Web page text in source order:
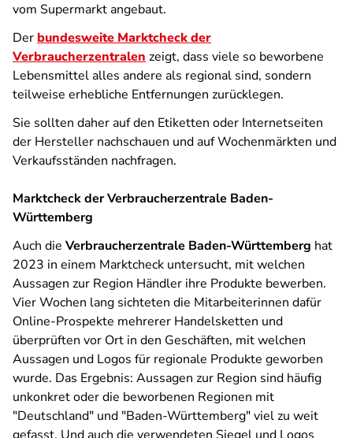
vom Supermarkt angebaut.
Der bundesweite Marktcheck der
Verbraucherzentralen zeigt, dass viele so beworbene
Lebensmittel alles andere als regional sind, sondern
teilweise erhebliche Entfernungen zurücklegen.
Sie sollten daher auf den Etiketten oder Internetseiten
der Hersteller nachschauen und auf Wochenmärkten und
Verkaufsständen nachfragen.
Marktcheck der Verbraucherzentrale Baden-
Württemberg
Auch die Verbraucherzentrale Baden-Württemberg hat
2023 in einem Marktcheck untersucht, mit welchen
Aussagen zur Region Händler ihre Produkte bewerben.
Vier Wochen lang sichteten die Mitarbeiterinnen dafür
Online-Prospekte mehrerer Handelsketten und
überprüften vor Ort in den Geschäften, mit welchen
Aussagen und Logos für regionale Produkte geworben
wurde. Das Ergebnis: Aussagen zur Region sind häufig
unkonkret oder die beworbenen Regionen mit
"Deutschland" und "Baden-Württemberg" viel zu weit